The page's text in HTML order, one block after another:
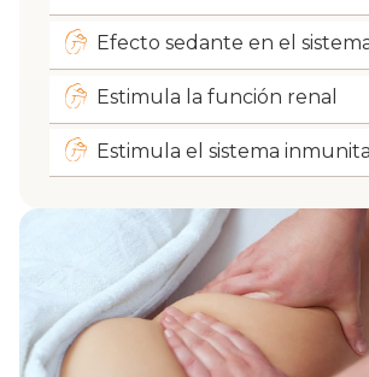
Efecto sedante en el
Estimula la función renal
Estimula el sistema